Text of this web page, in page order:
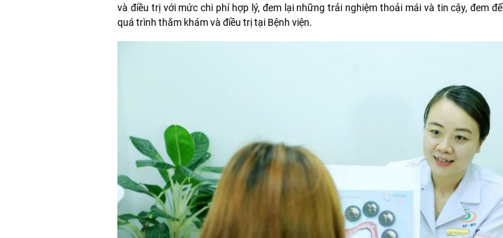
và điều trị với mức chi phí hợp lý, đem lại những trải nghiệm thoải mái và tin cậy, đem
quá trình thăm khám và điều trị tại Bệnh viện.